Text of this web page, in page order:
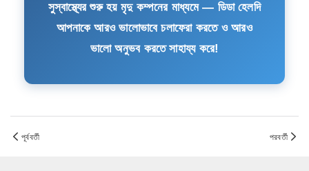
সুস্বাস্থ্যের শুরু হয় মৃদু কম্পনের মাধ্যমে — ডিডা হেলদি
আপনাকে আরও ভালোভাবে চলাফেরা করতে ও আরও
ভালো অনুভব করতে সাহায্য করে!
পূর্ববর্তী পরবর্তী